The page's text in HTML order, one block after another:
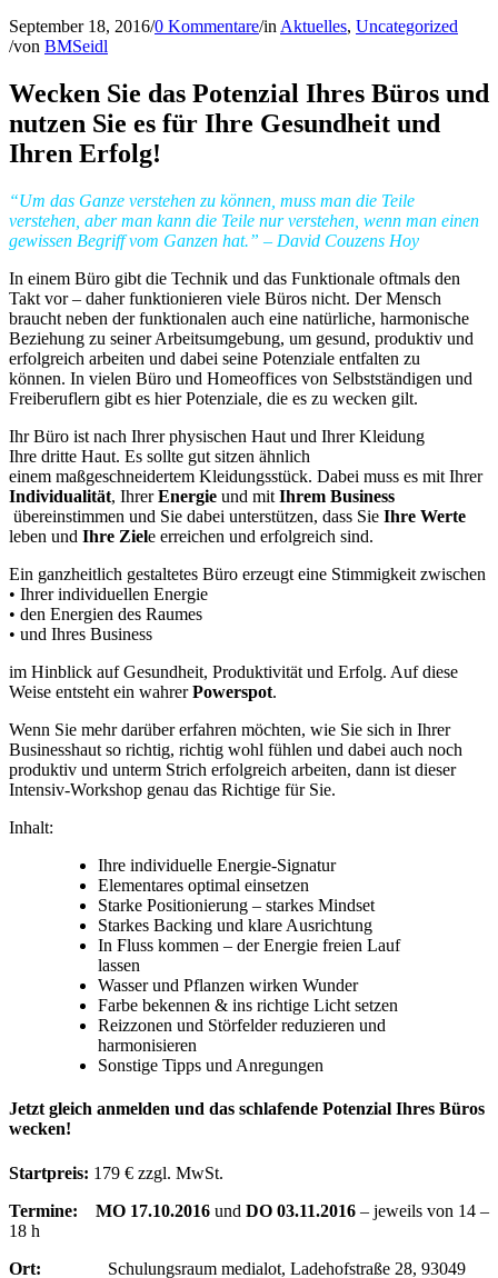
September 18, 2016/0 Kommentare/in Aktuelles, Uncategorized
/von BMSeidl
Wecken Sie das Potenzial Ihres Büros und
nutzen Sie es für Ihre Gesundheit und
Ihren Erfolg!
“Um das Ganze verstehen zu können, muss man die Teile
verstehen, aber man kann die Teile nur verstehen, wenn man einen
gewissen Begriff vom Ganzen hat.” – David Couzens Hoy
In einem Büro gibt die Technik und das Funktionale oftmals den
Takt vor – daher funktionieren viele Büros nicht. Der Mensch
braucht neben der funktionalen auch eine natürliche, harmonische
Beziehung zu seiner Arbeitsumgebung, um gesund, produktiv und
erfolgreich arbeiten und dabei seine Potenziale entfalten zu
können. In vielen Büro und Homeoffices von Selbstständigen und
Freiberuflern gibt es hier Potenziale, die es zu wecken gilt.
Ihr Büro ist nach Ihrer physischen Haut und Ihrer Kleidung
Ihre dritte Haut. Es sollte gut sitzen ähnlich
einem maßgeschneidertem Kleidungsstück. Dabei muss es mit Ihrer
Individualität, IhrerEnergie und mit Ihrem Business
übereinstimmen und Sie dabei unterstützen, dass Sie Ihre Werte
leben und Ihre Ziele erreichen und erfolgreich sind.
Ein ganzheitlich gestaltetes Büro erzeugt eine Stimmigkeit zwischen
• Ihrer individuellen Energie
• den Energien des Raumes
• und Ihres Business
im Hinblick auf Gesundheit, Produktivität und Erfolg. Auf diese
Weise entsteht ein wahrerPowerspot.
Wenn Sie mehr darüber erfahren möchten, wie Sie sich in Ihrer
Businesshaut so richtig, richtig wohl fühlen und dabei auch noch
produktiv und unterm Strich erfolgreich arbeiten, dann ist dieser
Intensiv-Workshop genau das Richtige für Sie.
Inhalt:
Ihre individuelle Energie-Signatur
Elementares optimal einsetzen
Starke Positionierung – starkes Mindset
Starkes Backing und klare Ausrichtung
In Fluss kommen – der Energie freien Lauf
lassen
Wasser und Pflanzen wirken Wunder
Farbe bekennen & ins richtige Licht setzen
Reizzonen und Störfelder reduzieren und
harmonisieren
Sonstige Tipps und Anregungen
Jetzt gleich anmelden und das schlafende Potenzial Ihres Büros
wecken!
Startpreis: 179 € zzgl. MwSt.
Termine:
MO 17.10.2016 und DO 03.11.2016 – jeweils von 14 –
18 h
Ort: Schulungsraum medialot, Ladehofstraße 28, 93049